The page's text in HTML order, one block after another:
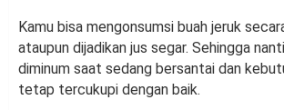
Kamu bisa mengonsumsi buah jeruk
ataupun dijadikan jus segar. Sehingga
diminum saat sedang bersantai dan
tetap tercukupi dengan baik.